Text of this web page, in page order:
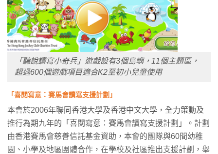
「聽說讀寫小奇兵」遊戲設有3個島嶼，11個主題區，
超過600個遊戲項目適合K2至初小兒童使用
「喜閱寫意：賽馬會讀寫支援計劃」
本會於2006年聯同香港大學及香港中文大學，全力策動及
推行為期九年的「喜閱寫意：賽馬會讀寫支援計劃」。計劃
由香港賽馬會慈善信託基金資助，本會的團隊與60間幼稚
園、小學及地區團體合作，在學校及社區推出支援計劃，舉